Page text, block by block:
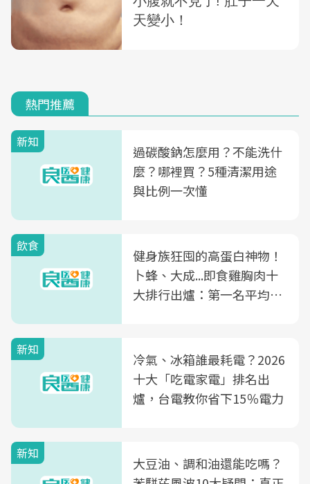
熱門推薦
新知
過碳酸鈉怎麼用？不能洗什
麼？哪裡買？5種清潔用途
與比例一次懂
飲食
健身族狂囤的高蛋白神物！
卜蜂、大成...即食雞胸肉十
大排行出爐：第一名平均一
新知
冷氣、冰箱誰最耗電？2026
十大「吃電家電」排名出
爐，台電教你省下15％電力
新知
大豆油、調和油還能吃嗎？